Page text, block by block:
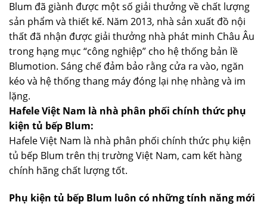
Blum đã giành được một số giải thưởng về chất lượng
sản phẩm và thiết kế. Năm 2013, nhà sản xuất đồ nội
thất đã nhận được giải thưởng nhà phát minh Châu Âu
trong hạng mục “công nghiệp” cho hệ thống bản lề
Blumotion. Sáng chế đảm bảo rằng cửa ra vào, ngăn
kéo và hệ thống thang máy đóng lại nhẹ nhàng và im
lặng.
Hafele Việt Nam là nhà phân phối chính thức phụ
kiện tủ bếp Blum:
Hafele Việt Nam là nhà phân phối chính thức phụ kiện
tủ bếp Blum trên thị trường Việt Nam, cam kết hàng
chính hãng chất lượng tốt.
Phụ kiện tủ bếp Blum luôn có những tính năng mới